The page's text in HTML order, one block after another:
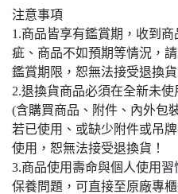
注意事項
1.商品皆享有鑑賞期，收到
疵、商品不如預期等情況，
鑑賞期限，恕無法接受退換貨
2.退換貨商品必須在全新未
(含購買商品、附件、內外包
若已使用、或缺少附件或吊
使用，恕無法接受退換貨！
3.商品使用壽命與個人使用
保養問題，可直接至原廠專